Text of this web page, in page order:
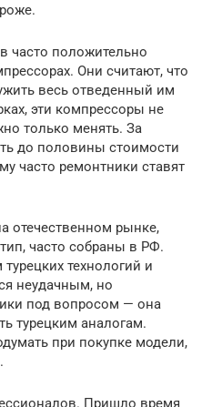
часто положительно
Они считают, что
весь отведенный им
эти компрессоры не
только менять. За
до половины стоимости
часто ремонтники ставят
отечественном рынке,
часто собраны в РФ.
технологий и
неудачным, но
под вопросом — она
турецким аналогам.
при покупке модели,
Пришло время